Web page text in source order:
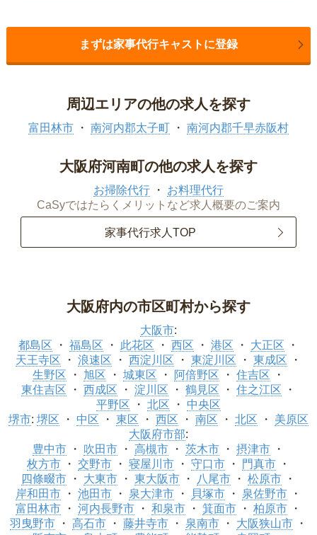
まずは家事代行キャストに登録
周辺エリアの他の求人を探す
富田林市 南河内郡太子町 南河内郡千早赤阪村
大阪府河南町の他の求人を探す
お掃除代行
お料理代行
CaSyではたらくメリットなど求人概要のご案内
家事代行求人TOP
大阪府内の市区町村から探す
大阪市:
都島区
福島区 此花区 西区 港区
大正区
天王寺区
浪速区 西淀川区 東淀川区
東成区
生野区
旭区 城東区 阿倍野区
住吉区
東住吉区
西成区 淀川区 鶴見区
住之江区
平野区
北区
中央区
堺市: 堺区 中区 東区 西区 南区 北区
美原区
大阪府市部:
豊中市
吹田市 高槻市 茨木市
摂津市
枚方市
交野市 寝屋川市 守口市
門真市
四條畷市
大東市 東大阪市 八尾市
松原市
岸和田市
池田市 泉大津市 貝塚市
泉佐野市
富田林市
河内長野市 和泉市 箕面市
柏原市
羽曳野市
高石市 藤井寺市 泉南市
大阪狭山市